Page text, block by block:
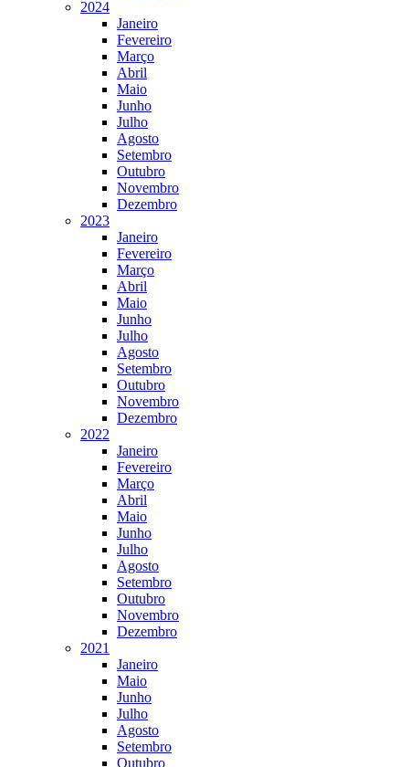
2024
Janeiro
Fevereiro
Março
Abril
Maio
Junho
Julho
Agosto
Setembro
Outubro
Novembro
Dezembro
2023
Janeiro
Fevereiro
Março
Abril
Maio
Junho
Julho
Agosto
Setembro
Outubro
Novembro
Dezembro
2022
Janeiro
Fevereiro
Março
Abril
Maio
Junho
Julho
Agosto
Setembro
Outubro
Novembro
Dezembro
2021
Janeiro
Maio
Junho
Julho
Agosto
Setembro
Outubro